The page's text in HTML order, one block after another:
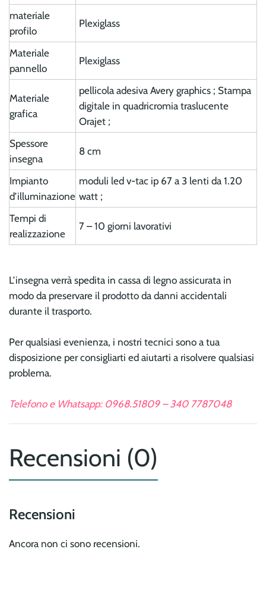
materiale
profilo
Plexiglass
Materiale
pannello
Plexiglass
Materiale
grafica
pellicola adesiva Avery graphics ; Stampa
digitale in quadricromia traslucente
Orajet ;
Spessore
insegna
8 cm
Impianto
d’illuminazione
moduli led v-tac ip 67 a 3 lenti da 1.20
watt ;
Tempi di
realizzazione
7 – 10 giorni lavorativi
L’insegna verrà spedita in cassa di legno assicurata in
modo da preservare il prodotto da danni accidentali
durante il trasporto.
Per qualsiasi evenienza, i nostri tecnici sono a tua
disposizione per consigliarti ed aiutarti a risolvere qualsiasi
problema.
Telefono e Whatsapp: 0968.51809 – 340 7787048
Recensioni (0)
Recensioni
Ancora non ci sono recensioni.